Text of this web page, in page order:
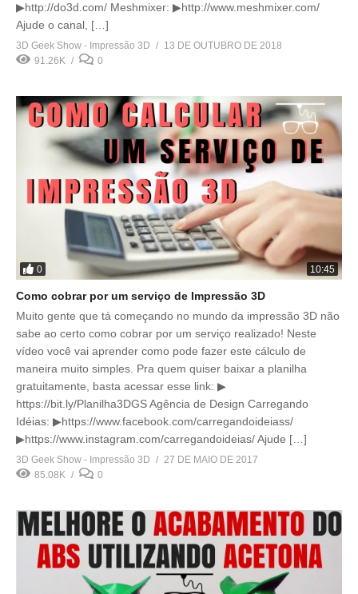
▶http://do3d.com/ Meshmixer: ▶http://www.meshmixer.com/
Ajude o canal, […]
3D Geek Show - Impressão 3D
13 DE OUTUBRO DE 2018
91.26K
0
0 10:45
Como cobrar por um serviço de Impressão 3D
Muito gente que tá começando no mundo da impressão 3D não
sabe ao certo como cobrar por um serviço realizado! Neste
vídeo você vai aprender como pode fazer este cálculo de
maneira muito simples. Pra quem quiser baixar a planilha
gratuitamente, basta acessar esse link: ▶
https://bit.ly/Planilha3DGS Agência de Design Carregando
Idéias: ▶https://www.facebook.com/carregandoideiass/
▶https://www.instagram.com/carregandoideias/ Ajude […]
3D Geek Show - Impressão 3D
27 DE MAIO DE 2017
85.08K
0